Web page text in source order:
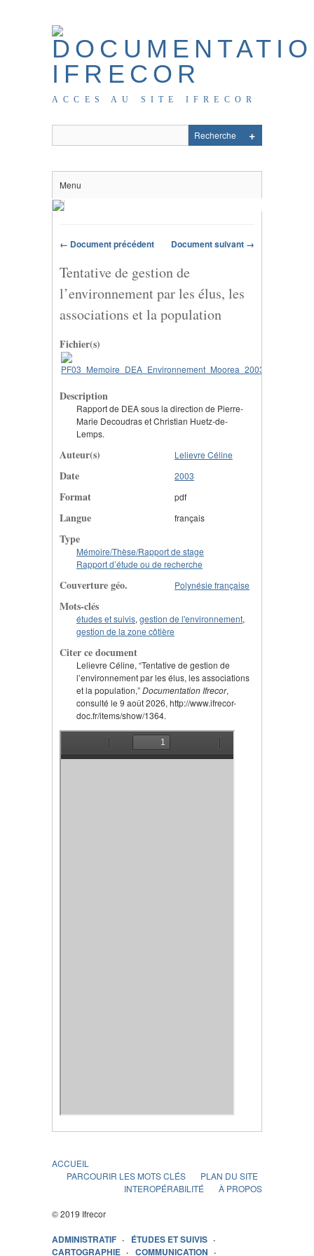
ACCES AU SITE IFRECOR
Menu
← Document précédent Document suivant →
Tentative de gestion de
l’environnement par les élus, les
associations et la population
Fichier(s)
Description
Rapport de DEA sous la direction de Pierre-
Marie Decoudras et Christian Huetz-de-
Lemps.
Auteur(s) Lelievre Céline
Date 2003
Format pdf
Langue français
Type
Mémoire/Thèse/Rapport de stage
Rapport d’étude ou de recherche
Couverture géo. Polynésie française
Mots-clés
études et suivis, gestion de l'environnement,
gestion de la zone côtière
Citer ce document
Lelievre Céline, “Tentative de gestion de
l’environnement par les élus, les associations
et la population,”Documentation Ifrecor,
consulté le 9 août 2026, http://www.ifrecor-
doc.fr/items/show/1364.
ACCUEIL
PARCOURIR LES MOTS CLÉS
PLAN DU SITE
INTEROPÉRABILITÉ
À PROPOS
© 2019 Ifrecor
ADMINISTRATIF
ÉTUDES ET SUIVIS
CARTOGRAPHIE
COMMUNICATION